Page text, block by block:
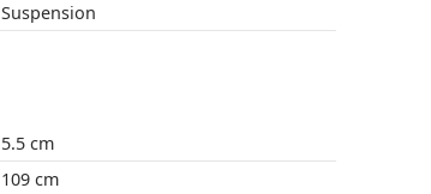
Suspension
5.5 cm
109 cm